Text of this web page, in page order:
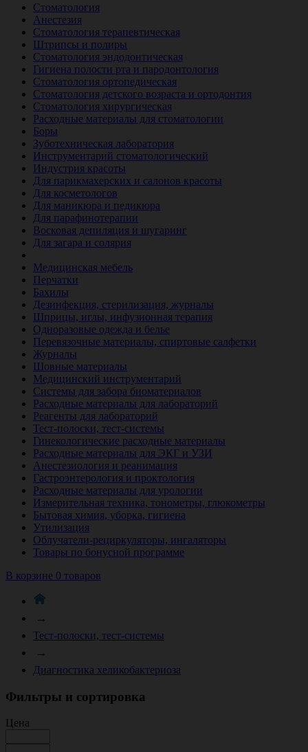
Стоматология
Анестезия
Стоматология терапевтическая
Штрипсы и полиры
Стоматология эндодонтическая
Гигиена полости рта и пародонтология
Стоматология ортопедическая
Стоматология детского возраста и ортодонтия
Стоматология хирургическая
Расходные материалы для стоматологии
Боры
Зуботехническая лаборатория
Инструментарий стоматологический
Индустрия красоты
Для парикмахерских и салонов красоты
Для косметологов
Для маникюра и педикюра
Для парафинотерапии
Восковая депиляция и шугаринг
Для загара и солярия
Медицинская мебель
Перчатки
Бахилы
Дезинфекция, стерилизация, журналы
Шприцы, иглы, инфузионная терапия
Одноразовые одежда и белье
Перевязочные материалы, спиртовые салфетки
Журналы
Шовные материалы
Медицинский инструментарий
Системы для забора биоматериалов
Расходные материалы для лабораторий
Реагенты для лабораторий
Тест-полоски, тест-системы
Гинекологические расходные материалы
Расходные материалы для ЭКГ и УЗИ
Анестезиология и реанимация
Гастроэнтерология и проктология
Расходные материалы для урологии
Измерительная техника, тонометры, глюкометры
Бытовая химия, уборка, гигиена
Утилизация
Облучатели-рециркуляторы, ингаляторы
Товары по бонусной программе
В корзине 0 товаров
→
Тест-полоски, тест-системы
→
Диагностика хеликобактериоза
Фильтры и сортировка
Цена